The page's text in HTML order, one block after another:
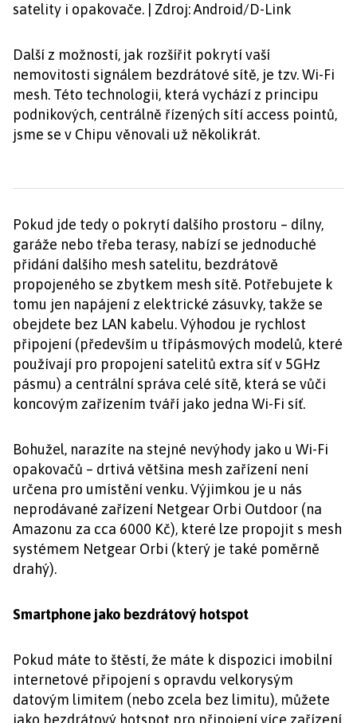
satelity i opakovače. | Zdroj: Android/D-Link
Další z možností, jak rozšířit pokrytí vaší
nemovitosti signálem bezdrátové sítě, je tzv. Wi-Fi
mesh. Této technologii, která vychází z principu
podnikových, centrálně řízených sítí access pointů,
jsme se v Chipu věnovali už několikrát.
Pokud jde tedy o pokrytí dalšího prostoru – dílny,
garáže nebo třeba terasy, nabízí se jednoduché
přidání dalšího mesh satelitu, bezdrátově
propojeného se zbytkem mesh sítě. Potřebujete k
tomu jen napájení z elektrické zásuvky, takže se
obejdete bez LAN kabelu. Výhodou je rychlost
připojení (především u třípásmových modelů, které
používají pro propojení satelitů extra síť v 5GHz
pásmu) a centrální správa celé sítě, která se vůči
koncovým zařízením tváří jako jedna Wi-Fi síť.
Bohužel, narazíte na stejné nevýhody jako u Wi-Fi
opakovačů – drtivá většina mesh zařízení není
určena pro umístění venku. Výjimkou je u nás
neprodávané zařízení Netgear Orbi Outdoor (na
Amazonu za cca 6000 Kč), které lze propojit s mesh
systémem Netgear Orbi (který je také poměrně
drahý).
Smartphone jako bezdrátový hotspot
Pokud máte to štěstí, že máte k dispozici imobilní
internetové připojení s opravdu velkorysým
datovým limitem (nebo zcela bez limitu), můžete
jako bezdrátový hotspot pro připojení více zařízení